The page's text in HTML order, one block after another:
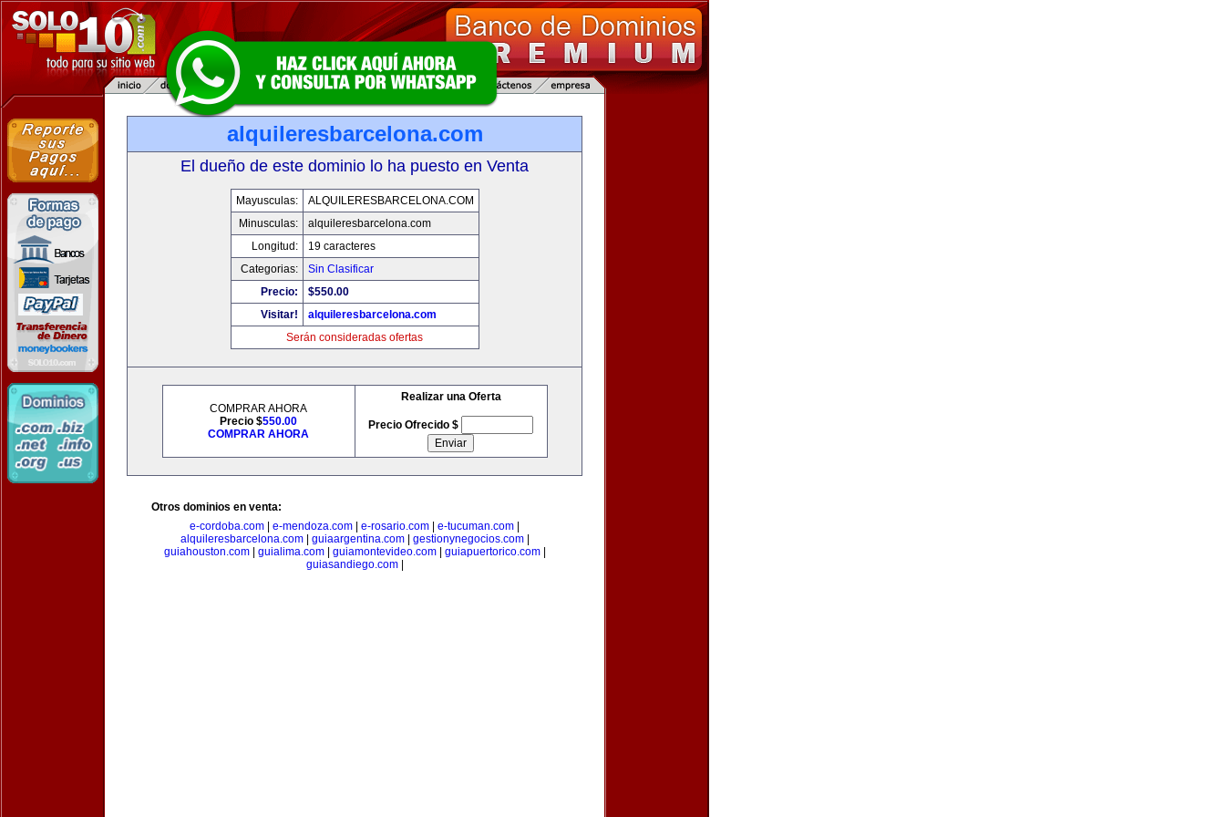
alquileresbarcelona.com
El dueño de este dominio lo ha puesto en Venta
Mayusculas:
ALQUILERESBARCELONA.COM
Minusculas:
alquileresbarcelona.com
Longitud:
19 caracteres
Categorias:
Sin Clasificar
Precio:
$550.00
Visitar!
alquileresbarcelona.com
Serán consideradas ofertas
COMPRAR AHORA
Precio $550.00
COMPRAR AHORA
Realizar una Oferta
Precio Ofrecido $
Otros dominios en venta:
e-cordoba.com
e-mendoza.com e-rosario.com e-tucuman.com
alquileresbarcelona.com| guiaargentina.com| gestionynegocios.com|
guiahouston.com| guialima.com| guiamontevideo.com| guiapuertorico.com|
guiasandiego.com|